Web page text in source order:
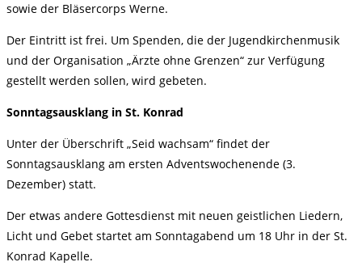
sowie der Bläsercorps Werne.
Der Eintritt ist frei. Um Spenden, die der Jugendkirchenmusik
und der Organisation „Ärzte ohne Grenzen“ zur Verfügung
gestellt werden sollen, wird gebeten.
Sonntagsausklang in St. Konrad
Unter der Überschrift „Seid wachsam“ findet der
Sonntagsausklang am ersten Adventswochenende (3.
Dezember) statt.
Der etwas andere Gottesdienst mit neuen geistlichen Liedern,
Licht und Gebet startet am Sonntagabend um 18 Uhr in der St.
Konrad Kapelle.